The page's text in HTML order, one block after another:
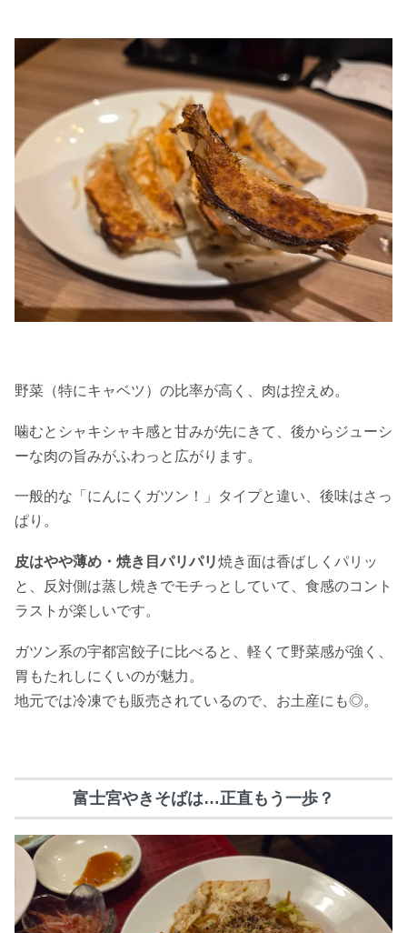
野菜（特にキャベツ）の比率が高く、肉は控えめ。
噛むとシャキシャキ感と甘みが先にきて、後からジューシ
ーな肉の旨みがふわっと広がります。
一般的な「にんにくガツン！」タイプと違い、後味はさっ
ぱり。
皮はやや薄め・焼き目パリパリ焼き面は香ばしくパリッ
と、反対側は蒸し焼きでモチっとしていて、食感のコント
ラストが楽しいです。
ガツン系の宇都宮餃子に比べると、軽くて野菜感が強く、
胃もたれしにくいのが魅力。
地元では冷凍でも販売されているので、お土産にも◎。
富士宮やきそばは…正直もう一歩？